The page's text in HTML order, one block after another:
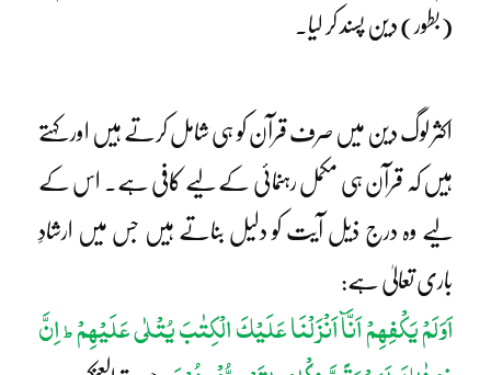
(بطور) دین پسند کر لیا۔
اکثر لوگ دین میں صرف قرآن کو ہی شامل کرتے ہیں اور کہتے
ہیں کہ قرآن ہی مکمل رہنمائی کے لیے کافی ہے۔ اس کے
لیے وہ درج ذیل آیت کو دلیل بناتے ہیں جس میں ارشادِ
باری تعالیٰ ہے:
اَوَلَمْ یَکْفِھِمْ اَنَّآ اَنْزَلْنَا عَلَیْکَ الْکِتٰبَ یُتْلٰی عَلَیْھِمْطاِنَّ